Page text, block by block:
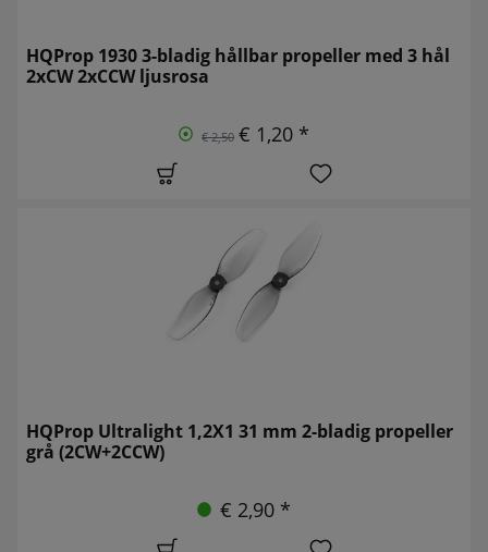
HQProp 1930 3-bladig hållbar propeller med 3 hål
2xCW 2xCCW ljusrosa
€ 2,50 € 1,20 *
HQProp Ultralight 1,2X1 31 mm 2-bladig propeller
grå (2CW+2CCW)
€ 2,90 *